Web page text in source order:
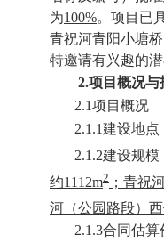
为100%。项目已
青祝河青阳小塘
特邀请有兴趣的
2.项目概况与
2.1项目概况
2.1.1建设地点
2.1.2建设规模
约1112m2 ；青祝
河（公园路段）
2.1.3合同估算